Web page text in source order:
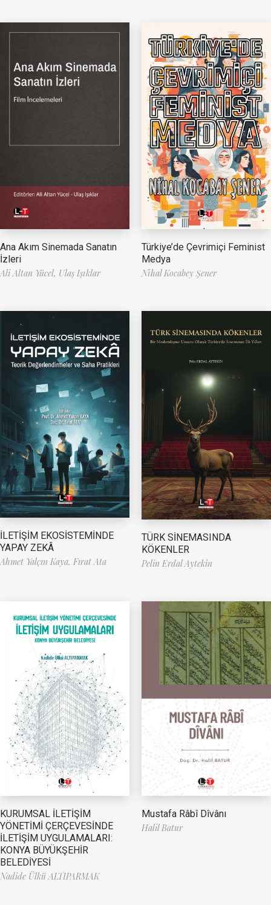
Ana Akım Sinemada Sanatın
İzleri
Ali Altan Yücel, Ulaş Işıklar
Türkiye’de Çevrimiçi Feminist
Medya
Nihal Kocabey Şener
İLETİŞİM EKOSİSTEMİNDE
YAPAY ZEKÂ
Ahmet Yalçın Kaya, Fırat Ata
TÜRK SİNEMASINDA
KÖKENLER
Pelin Erdal Aytekin
KURUMSAL İLETİŞİM
YÖNETİMİ ÇERÇEVESİNDE
İLETİŞİM UYGULAMALARI:
KONYA BÜYÜKŞEHİR
BELEDİYESİ
Nadide Ülkü ALTIPARMAK
Mustafa Râbî Dîvânı
Halil Batur